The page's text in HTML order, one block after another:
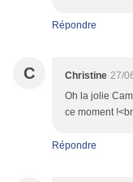
Répondre
C Christine 27/
Oh la jolie
ce moment
Répondre